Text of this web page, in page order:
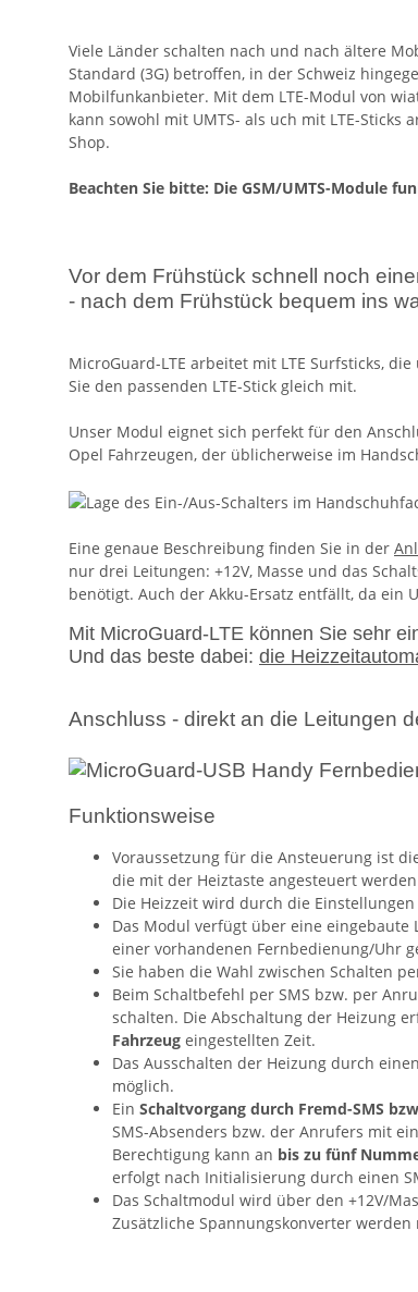
Viele Länder schalten nach und nach ältere
Standard (3G) betroffen, in der Schweiz
Mobilfunkanbieter. Mit dem LTE-Modul von
kann sowohl mit UMTS- als uch mit LTE-Sticks
Shop.
Beachten Sie bitte: Die GSM/UMTS-Module
Vor dem Frühstück schnell noch
- nach dem Frühstück bequem ins
MicroGuard-LTE arbeitet mit LTE Surfsticks,
Sie den passenden LTE-Stick gleich mit.
Unser Modul eignet sich perfekt für den
Opel Fahrzeugen, der üblicherweise im
Eine genaue Beschreibung finden Sie in der
nur drei Leitungen: +12V, Masse und das
benötigt. Auch der Akku-Ersatz entfällt, da ein
Mit MicroGuard-LTE können Sie sehr
Und das beste dabei: die
Anschluss - direkt an die Leitungen
Funktionsweise
Voraussetzung für die Ansteuerung ist
die mit der Heiztaste angesteuert
Die Heizzeit wird durch die Einstellungen
Das Modul verfügt über eine
einer vorhandenen Fernbedienung/Uhr
Sie haben die Wahl zwischen Schalten
Beim Schaltbefehl per SMS bzw. per
schalten. Die Abschaltung der Heizung
Fahrzeug eingestellten Zeit.
Das Ausschalten der Heizung durch
möglich.
Ein Schaltvorgang durch Fremd-SMS
SMS-Absenders bzw. der Anrufers mit
Berechtigung kann an bis zu fünf
erfolgt nach Initialisierung durch einen
Das Schaltmodul wird über den +12V/
Zusätzliche Spannungskonverter